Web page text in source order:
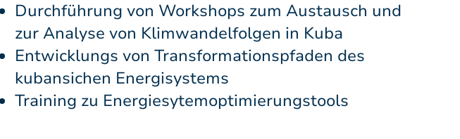
Durchführung von Workshops zum Austausch und
zur Analyse von Klimwandelfolgen in Kuba
Entwicklungs von Transformationspfaden des
kubansichen Energisystems
Training zu Energiesytemoptimierungstools